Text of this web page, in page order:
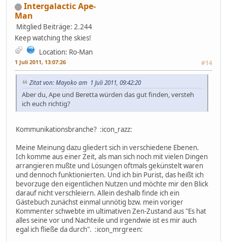
Intergalactic Ape-
Man
Mitglied Beiträge: 2.244
Keep watching the skies!
Location: Ro-Man
1 Juli 2011, 13:07:26 #14
Zitat von: Mayoko am 1 Juli 2011, 09:42:20
Aber du, Ape und Beretta würden das gut finden, versteh
ich euch richtig?
Kommunikationsbranche? :icon_razz:
Meine Meinung dazu gliedert sich in verschiedene Ebenen.
Ich komme aus einer Zeit, als man sich noch mit vielen Dingen
arrangieren mußte und Lösungen oftmals gekünstelt waren
und dennoch funktionierten. Und ich bin Purist, das heißt ich
bevorzuge den eigentlichen Nutzen und möchte mir den Blick
darauf nicht verschleiern. Allein deshalb finde ich ein
Gästebuch zunächst einmal unnötig bzw. mein voriger
Kommenter schwebte im ultimativen Zen-Zustand aus "Es hat
alles seine vor und Nachteile und irgendwie ist es mir auch
egal ich fließe da durch". :icon_mrgreen: